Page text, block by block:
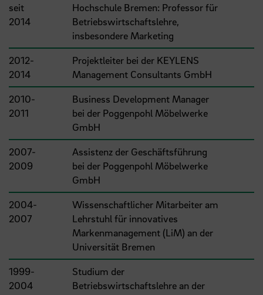
seit
2014
Hochschule Bremen: Professor für
Betriebswirtschaftslehre,
insbesondere Marketing
2012-
2014
Projektleiter bei der KEYLENS
Management Consultants GmbH
2010-
2011
Business Development Manager
bei der Poggenpohl Möbelwerke
GmbH
2007-
2009
Assistenz der Geschäftsführung
bei der Poggenpohl Möbelwerke
GmbH
2004-
2007
Wissenschaftlicher Mitarbeiter am
Lehrstuhl für innovatives
Markenmanagement (LiM) an der
Universität Bremen
1999-
2004
Studium der
Betriebswirtschaftslehre an der